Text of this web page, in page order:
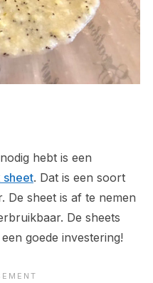
hebt is een
sheet. Dat is een soort
De sheet is af te nemen
De sheets
goede investering!